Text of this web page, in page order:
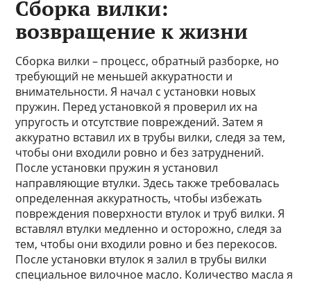
Сборка вилки:
возвращение к жизни
Сборка вилки – процесс, обратный разборке, но
требующий не меньшей аккуратности и
внимательности. Я начал с установки новых
пружин. Перед установкой я проверил их на
упругость и отсутствие повреждений. Затем я
аккуратно вставил их в трубы вилки, следя за тем,
чтобы они входили ровно и без затруднений.
После установки пружин я установил
направляющие втулки. Здесь также требовалась
определенная аккуратность, чтобы избежать
повреждения поверхности втулок и труб вилки. Я
вставлял втулки медленно и осторожно, следя за
тем, чтобы они входили ровно и без перекосов.
После установки втулок я залил в трубы вилки
специальное вилочное масло. Количество масла я